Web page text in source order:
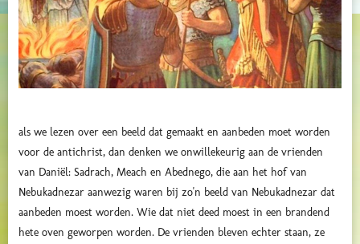
als we lezen over een beeld dat gemaakt en aanbeden moet worden
voor de antichrist, dan denken we onwillekeurig aan de vrienden
van Daniël: Sadrach, Meach en Abednego, die aan het hof van
Nebukadnezar aanwezig waren bij zo'n beeld van Nebukadnezar dat
aanbeden moest worden. Wie dat niet deed moest in een brandend
hete oven geworpen worden. De vrienden bleven echter staan, ze